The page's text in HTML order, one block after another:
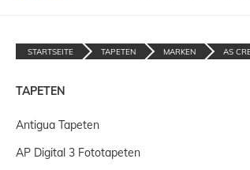
STARTSEITE TAPETEN MARKEN AS
TAPETEN
AP Digital 3 Fototapeten
Antigua Tapeten